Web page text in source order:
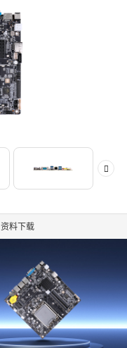
资料下载